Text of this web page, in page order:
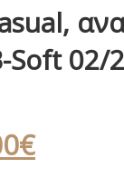
ΧΕΙΜΩΝΑΣ
APRE
Soft
€Η
τρέχουσα